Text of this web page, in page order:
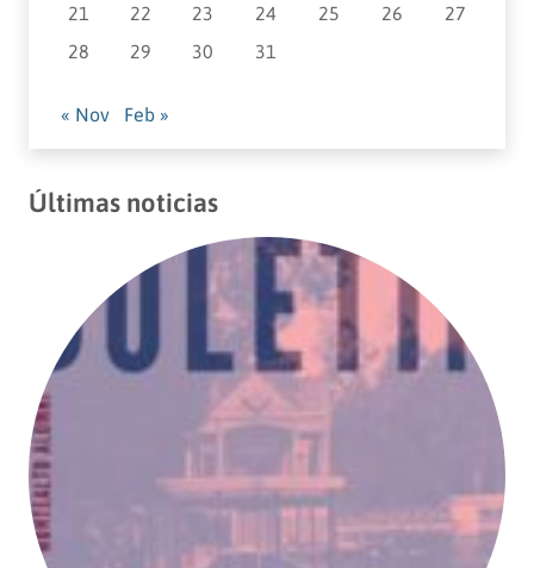
21
22 23 24 25 26
27
28
29 30 31
« Nov Feb »
Últimas noticias